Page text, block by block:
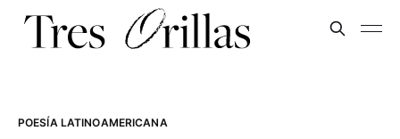
POESÍA LATINOAMERICANA